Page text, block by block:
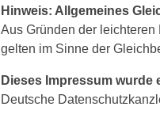
Hinweis: Allgemeines
Aus Gründen der
gelten im Sinne der
Dieses Impressum wurde
Deutsche